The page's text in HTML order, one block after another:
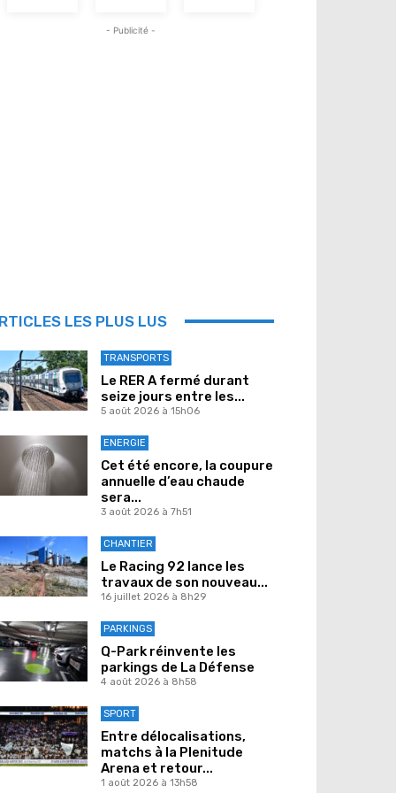
- Publicité -
LES PLUS LUS
TRANSPORTS
Le RER A fermé durant
seize jours entre les...
5 août 2026 à 15h06
ENERGIE
Cet été encore, la coupure
annuelle d’eau chaude
sera...
3 août 2026 à 7h51
CHANTIER
Le Racing 92 lance les
travaux de son nouveau...
16 juillet 2026 à 8h29
PARKINGS
Q-Park réinvente les
parkings de La Défense
4 août 2026 à 8h58
SPORT
Entre délocalisations,
matchs à la Plenitude
Arena et retour...
1 août 2026 à 13h58